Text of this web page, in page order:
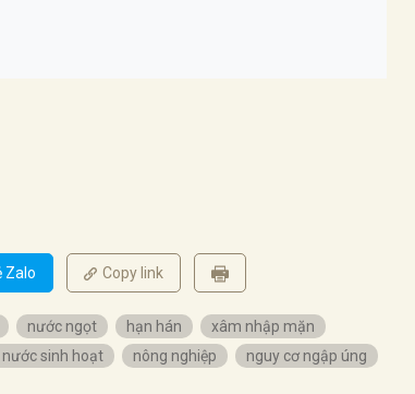
Zalo Copy link
nước ngọt hạn hán
xâm nhập mặn
nước sinh hoạt nông nghiệp
nguy cơ ngập úng